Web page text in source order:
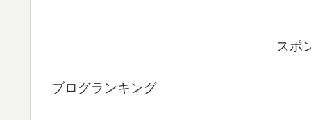
スポ
ブログランキング